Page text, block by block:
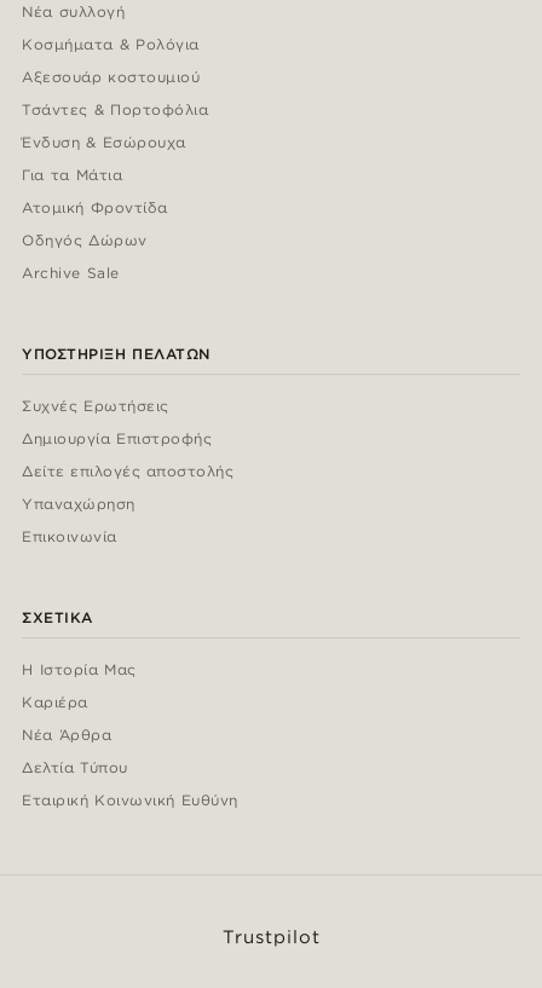
Νέα συλλογή
Κοσμήματα & Ρολόγια
Αξεσουάρ κοστουμιού
Τσάντες & Πορτοφόλια
Ένδυση & Εσώρουχα
Για τα Μάτια
Ατομική Φροντίδα
Οδηγός Δώρων
Archive Sale
ΥΠΟΣΤΉΡΙΞΗ ΠΕΛΑΤΏΝ
Συχνές Ερωτήσεις
Δημιουργία Επιστροφής
Δείτε επιλογές αποστολής
Υπαναχώρηση
Επικοινωνία
ΣΧΕΤΙΚΆ
Η Ιστορία Μας
Καριέρα
Νέα Άρθρα
Δελτία Τύπου
Εταιρική Κοινωνική Ευθύνη
Trustpilot